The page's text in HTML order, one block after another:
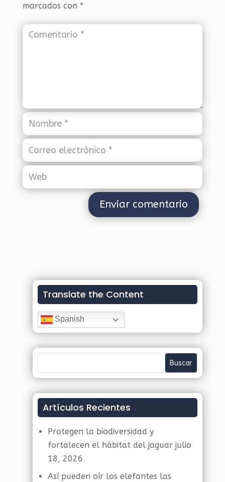
marcados con *
Translate the Content
Spanish
Artículos Recientes
Protegen la biodiversidad y
fortalecen el hábitat del jaguar julio
18, 2026
Así pueden oír los elefantes las